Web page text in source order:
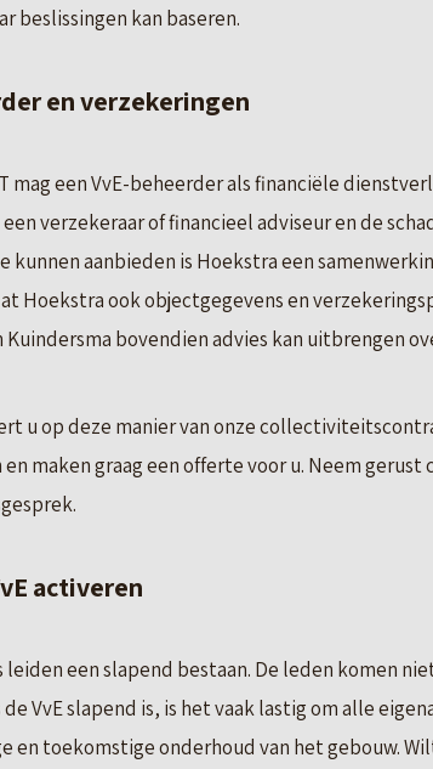
beslissingen kan baseren.
en verzekeringen
mag een VvE-beheerder als financiële
verzekeraar of financieel adviseur en de
aanbieden is Hoekstra een
Hoekstra ook objectgegevens en
bovendien advies kan uitbrengen
u op deze manier van onze
maken graag een offerte voor u. Neem
activeren
leiden een slapend bestaan. De leden komen
VvE slapend is, is het vaak lastig om alle
en toekomstige onderhoud van het gebouw.